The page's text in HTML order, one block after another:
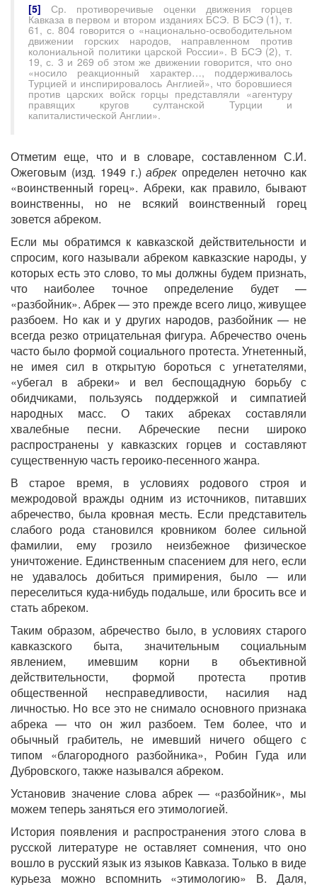
[5] Ср. противоречивые оценки движения горцев
Кавказа в первом и втором изданиях БСЭ. В БСЭ (1), т.
61, с. 804 говорится о «национально-освободительном
движении горских народов, направленном против
колониальной политики царской России». В БСЭ (2), т.
19, с. 3 и 269 об этом же движении говорится, что оно
«носило реакционный характер…, поддерживалось
Турцией и инспирировалось Англией», что боровшиеся
против царских войск горцы представляли «агентуру
правящих кругов султанской Турции и
капиталистической Англии».
Отметим еще, что и в словаре, составленном С.И.
Ожеговым (изд. 1949 г.)абрек определен неточно как
«воинственный горец». Абреки, как правило, бывают
воинственны, но не всякий воинственный горец
зовется абреком.
Если мы обратимся к кавказской действительности и
спросим, кого называли абреком кавказские народы, у
которых есть это слово, то мы должны будем признать,
что наиболее точное определение будет —
«разбойник». Абрек — это прежде всего лицо, живущее
разбоем. Но как и у других народов, разбойник — не
всегда резко отрицательная фигура. Абречество очень
часто было формой социального протеста. Угнетенный,
не имея сил в открытую бороться с угнетателями,
«убегал в абреки» и вел беспощадную борьбу с
обидчиками, пользуясь поддержкой и симпатией
народных масс. О таких абреках составляли
хвалебные песни. Абреческие песни широко
распространены у кавказских горцев и составляют
существенную часть героико-песенного жанра.
В старое время, в условиях родового строя и
межродовой вражды одним из источников, питавших
абречество, была кровная месть. Если представитель
слабого рода становился кровником более сильной
фамилии, ему грозило неизбежное физическое
уничтожение. Единственным спасением для него, если
не удавалось добиться примирения, было — или
переселиться куда-нибудь подальше, или бросить все и
стать абреком.
Таким образом, абречество было, в условиях старого
кавказского быта, значительным социальным
явлением, имевшим корни в объективной
действительности, формой протеста против
общественной несправедливости, насилия над
личностью. Но все это не снимало основного признака
абрека — что он жил разбоем. Тем более, что и
обычный грабитель, не имевший ничего общего с
типом «благородного разбойника», Робин Гуда или
Дубровского, также назывался абреком.
Установив значение слова абрек — «разбойник», мы
можем теперь заняться его этимологией.
История появления и распространения этого слова в
русской литературе не оставляет сомнения, что оно
вошло в русский язык из языков Кавказа. Только в виде
курьеза можно вспомнить «этимологию» В. Даля,